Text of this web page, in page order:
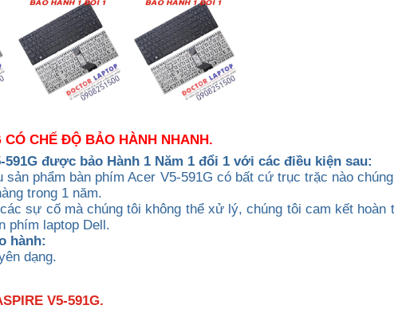
CÓ CHẾ ĐỘ BẢO HÀNH NHANH.
591G được bảo Hành 1 Năm 1 đổi 1 với các điều kiện sau:
phẩm bàn phím Acer V5-591G có bất cứ trục trặc nào
trong 1 năm.
sự cố mà chúng tôi không thể xử lý, chúng tôi cam kết hoàn
phím laptop Dell.
hành:
dạng.
V5-591G.